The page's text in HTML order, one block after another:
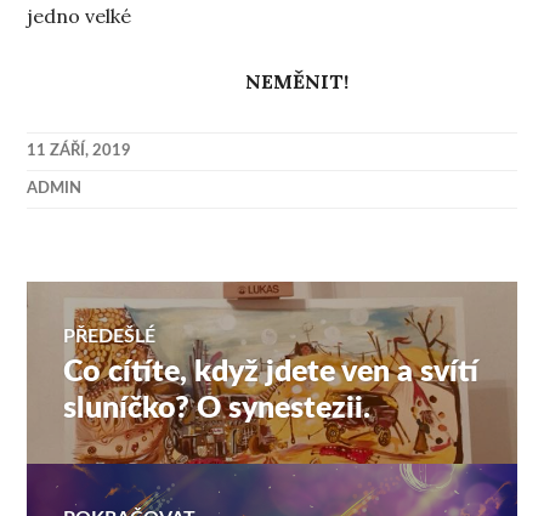
jedno velké
NEMĚNIT!
11 ZÁŘÍ, 2019
ADMIN
Navigace
pro
příspěvek
PŘEDEŠLÉ
Předchozí
příspěvek:
Co cítíte, když jdete ven a svítí
sluníčko? O synestezii.